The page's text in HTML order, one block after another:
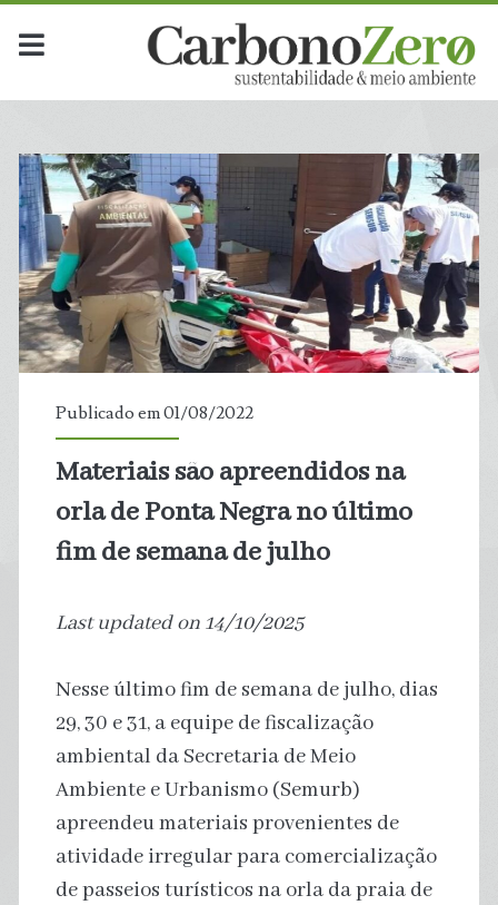
Publicado em 01/08/2022
Materiais são apreendidos na
orla de Ponta Negra no último
fim de semana de julho
Last updated on 14/10/2025
Nesse último fim de semana de julho, dias
29, 30 e 31, a equipe de fiscalização
ambiental da Secretaria de Meio
Ambiente e Urbanismo (Semurb)
apreendeu materiais provenientes de
atividade irregular para comercialização
de passeios turísticos na orla da praia de